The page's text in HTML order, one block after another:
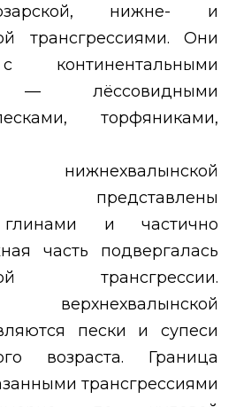
нижне- и
трансгрессиями. Они
континентальными
— лёссовидными
торфяниками,
представлены
и частично
часть подвергалась
трансгрессии.
пески и супеси
возраста. Граница
трансгрессиями